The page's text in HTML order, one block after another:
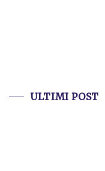
ULTIMI POST